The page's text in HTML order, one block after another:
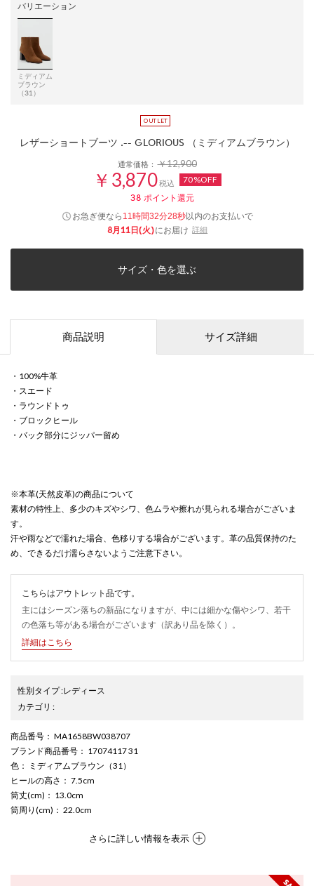
バリエーション
ミディアム
ブラウン
（31）
レザーショートブーツ .-- GLORIOUS （ミディアムブラウン）
通常価格：￥12,900
￥3,870税込 70%OFF
38 ポイント還元
お急ぎ便なら 11時間32分28秒以内のお支払いで
8月11日(火)にお届け 詳細
サイズ・色を選ぶ
商品説明 サイズ詳細
・100%牛革
・スエード
・ラウンドトゥ
・ブロックヒール
・バック部分にジッパー留め
※本革(天然皮革)の商品について
素材の特性上、多少のキズやシワ、色ムラや擦れが見られる場合がございま
す。
汗や雨などで濡れた場合、色移りする場合がございます。革の品質保持のた
め、できるだけ濡らさないようご注意下さい。
こちらはアウトレット品です。
主にはシーズン落ちの新品になりますが、中には細かな傷やシワ、若干
の色落ち等がある場合がございます（訳あり品を除く）。
詳細はこちら
性別タイプ:レディース
カテゴリ :
商品番号 ： MA1658BW038707
ブランド商品番号 ： 17074117 31
色 ： ミディアムブラウン（31）
ヒールの高さ ： 7.5cm
筒丈(cm) ： 13.0cm
筒周り(cm) ： 22.0cm
さらに詳しい情報を表示